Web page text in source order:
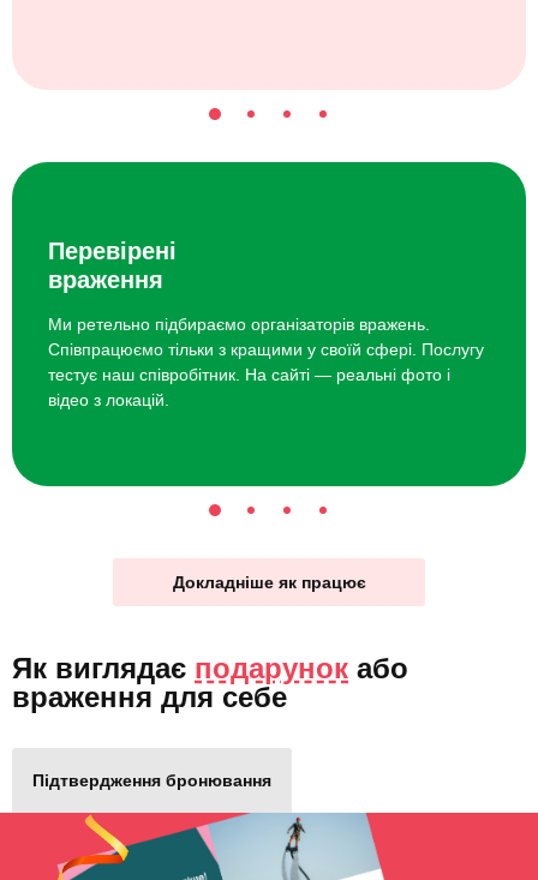
Перевірені
враження
Ми ретельно підбираємо організаторів вражень.
Співпрацюємо тільки з кращими у своїй сфері. Послугу
тестує наш співробітник. На сайті — реальні фото і
відео з локацій.
Докладніше як працює
Як виглядає подарунок або
враження для себе
Підтвердження бронювання